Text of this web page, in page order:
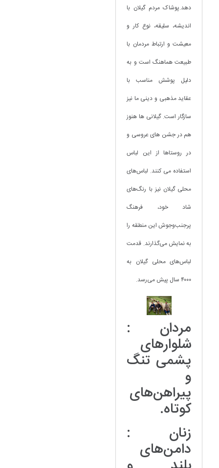
دهد.پوشاک مردم گیلان با
اندیشه، سلیقه، نوع کار و
معیشت و ارتباط مردمان با
طبیعت هماهنگ است و به
دلیل پوشش مناسب با
عقاید مذهبی و دینی ما نیز
سازگار است. گیلانی ها هنوز
هم در جشن های عروسی و
در روستاها از این لباس
استفاده می کنند. لباس‌های
محلی گیلان نیز با رنگ‌های
شاد خود، فرهنگ
پرجنب‌وجوش این منطقه را
به نمایش می‌گذارند. قدمت
لباس‌های محلی گیلان به
۴۰۰۰ سال پیش می‌رسد.
مردان :
شلوار‌های
پشمی تنگ
و
پیراهن‌های
کوتاه.
زنان :
دامن‌های